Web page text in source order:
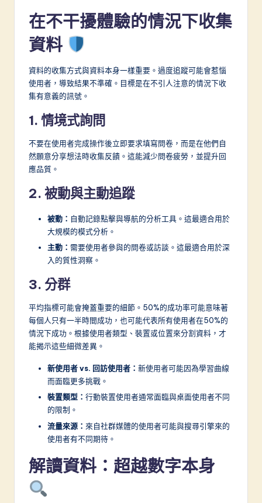
在不干擾體驗的情況下收集
資料
資料的收集方式與資料本身一樣重要。過度追蹤可能會惹惱
使用者，導致結果不準確。目標是在不引人注意的情況下收
集有意義的訊號。
1. 情境式詢問
不要在使用者完成操作後立即要求填寫問卷，而是在他們自
然願意分享想法時收集反饋。這能減少問卷疲勞，並提升回
應品質。
2. 被動與主動追蹤
被動： 自動記錄點擊與導航的分析工具。這最適合用於
大規模的模式分析。
主動： 需要使用者參與的問卷或訪談。這最適合用於深
入的質性洞察。
3. 分群
平均指標可能會掩蓋重要的細節。50%的成功率可能意味著
每個人只有一半時間成功，也可能代表所有使用者在50%的
情況下成功。根據使用者類型、裝置或位置來分割資料，才
能揭示這些細微差異。
新使用者 vs. 回訪使用者： 新使用者可能因為學習曲線
而面臨更多挑戰。
裝置類型： 行動裝置使用者通常面臨與桌面使用者不同
的限制。
流量來源： 來自社群媒體的使用者可能與搜尋引擎來的
使用者有不同期待。
解讀資料：超越數字本身